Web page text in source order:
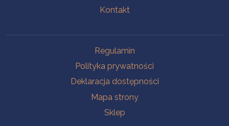
Kontakt
Regulamin
Polityka prywatności
Deklaracja dostępności
Mapa strony
Sklep